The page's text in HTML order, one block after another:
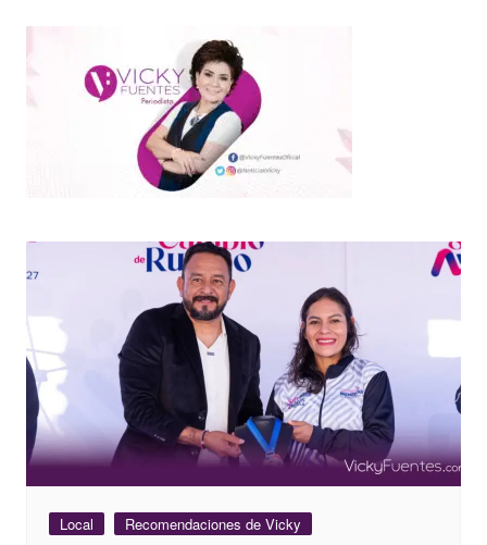
Local Recomendaciones de Vicky